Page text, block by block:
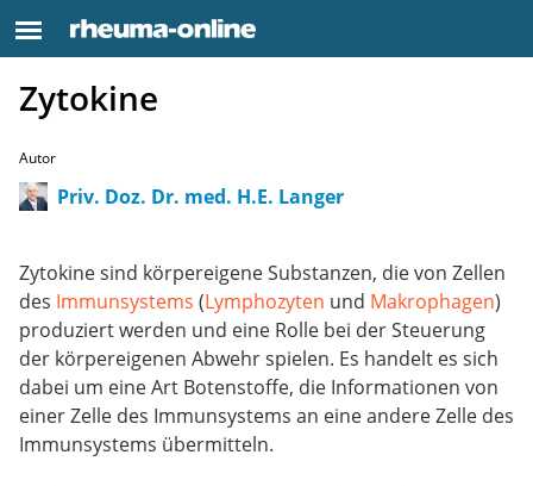
Zytokine
Autor
Priv. Doz. Dr. med. H.E. Langer
Zytokine sind körpereigene Substanzen, die von Zellen
des Immunsystems (Lymphozyten und Makrophagen)
produziert werden und eine Rolle bei der Steuerung
der körpereigenen Abwehr spielen. Es handelt es sich
dabei um eine Art Botenstoffe, die Informationen von
einer Zelle des Immunsystems an eine andere Zelle des
Immunsystems übermitteln.